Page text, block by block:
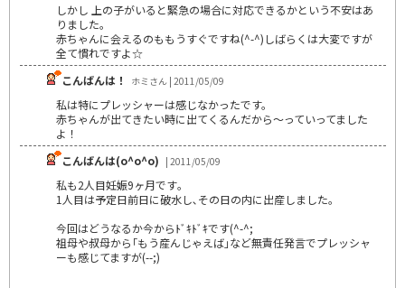
しかし 上の子がいると緊急の場合に対応できるかという不安はあ
りました。
赤ちゃんに会えるのももうすぐですね(^-^)しばらくは大変ですが
全て慣れですよ☆
こんばんは！
ホミさん | 2011/05/09
私は特にプレッシャーは感じなかったです。
赤ちゃんが出てきたい時に出てくるんだから～っていってました
よ！
こんばんは(o^o^o) | 2011/05/09
私も2人目妊娠9ヶ月です｡
1人目は予定日前日に破水し､その日の内に出産しました｡
今回はどうなるか今からﾄﾞｷﾄﾞｷです(^-^;
祖母や叔母から｢もう産んじゃえば｣など無責任発言でプレッシャ
ーも感じてますが(--;)